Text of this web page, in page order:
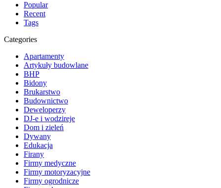
Popular
Recent
Tags
Categories
Apartamenty
Artykuły budowlane
BHP
Bidony
Brukarstwo
Budownictwo
Deweloperzy
DJ-e i wodzireje
Dom i zieleń
Dywany
Edukacja
Firany
Firmy medyczne
Firmy motoryzacyjne
Firmy ogrodnicze